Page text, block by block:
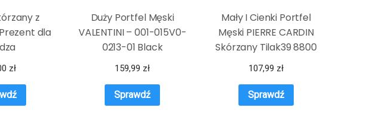
z
dla
zł
Duży Portfel Męski
VALENTINI – 001-015V0-
0213-01 Black
159,99 zł
Sprawdź
Mały I Cienki Portfel
Męski PIERRE CARDIN
Skórzany Tilak39 8800
107,99 zł
Sprawdź